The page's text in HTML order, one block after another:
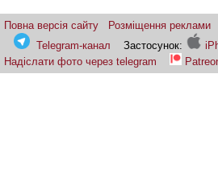
Повна версія сайту Розміщення реклами
Telegram-канал
Застосунок:
Надіслати фото через telegram